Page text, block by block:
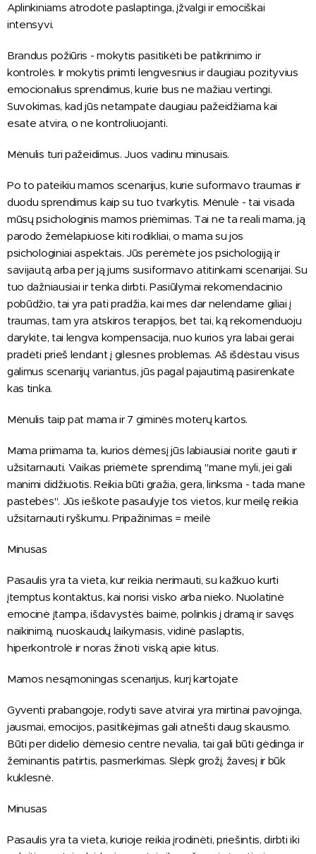
Aplinkiniams atrodote paslaptinga, įžvalgi ir emociškai
intensyvi.
Brandus požiūris - mokytis pasitikėti be patikrinimo ir
kontrolės. Ir mokytis priimti lengvesnius ir daugiau pozityvius
emocionalius sprendimus, kurie bus ne mažiau vertingi.
Suvokimas, kad jūs netampate daugiau pažeidžiama kai
esate atvira, o ne kontroliuojanti.
Mėnulis turi pažeidimus. Juos vadinu minusais.
Po to pateikiu mamos scenarijus, kurie suformavo traumas ir
duodu sprendimus kaip su tuo tvarkytis. Mėnulė - tai visada
mūsų psichologinis mamos priėmimas. Tai ne ta reali mama, ją
parodo žemėlapiuose kiti rodikliai, o mama su jos
psichologiniai aspektais. Jūs perėmėte jos psichologiją ir
savijautą arba per ją jums susiformavo atitinkami scenarijai. Su
tuo dažniausiai ir tenka dirbti. Pasiūlymai rekomendacinio
pobūdžio, tai yra pati pradžia, kai mes dar nelendame giliai į
traumas, tam yra atskiros terapijos, bet tai, ką rekomenduoju
darykite, tai lengva kompensacija, nuo kurios yra labai gerai
pradėti prieš lendant į gilesnes problemas. Aš išdėstau visus
galimus scenarijų variantus, jūs pagal pajautimą pasirenkate
kas tinka.
Mėnulis taip pat mama ir 7 giminės moterų kartos.
Mama priimama ta, kurios dėmesį jūs labiausiai norite gauti ir
užsitarnauti. Vaikas priėmėte sprendimą "mane myli, jei gali
manimi didžiuotis. Reikia būti gražia, gera, linksma - tada mane
pastebės". Jūs ieškote pasaulyje tos vietos, kur meilę reikia
užsitarnauti ryškumu. Pripažinimas = meilė
Minusas
Pasaulis yra ta vieta, kur reikia nerimauti, su kažkuo kurti
įtemptus kontaktus, kai norisi visko arba nieko. Nuolatinė
emocinė įtampa, išdavystės baimė, polinkis į dramą ir savęs
naikinimą, nuoskaudų laikymasis, vidinė paslaptis,
hiperkontrolė ir noras žinoti viską apie kitus.
Mamos nesąmoningas scenarijus, kurį kartojate
Gyventi prabangoje, rodyti save atvirai yra mirtinai pavojinga,
jausmai, emocijos, pasitikėjimas gali atnešti daug skausmo.
Būti per didelio dėmesio centre nevalia, tai gali būti gėdinga ir
žeminantis patirtis, pasmerkimas. Slėpk grožį, žavesį ir būk
kuklesnė.
Minusas
Pasaulis yra ta vieta, kurioje reikia įrodinėti, priešintis, dirbti iki